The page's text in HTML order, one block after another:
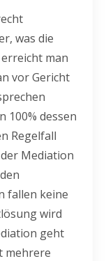
was die
man
vor Gericht
100% dessen
Regelfall
Mediation
fallen keine
wird
geht
mehrere